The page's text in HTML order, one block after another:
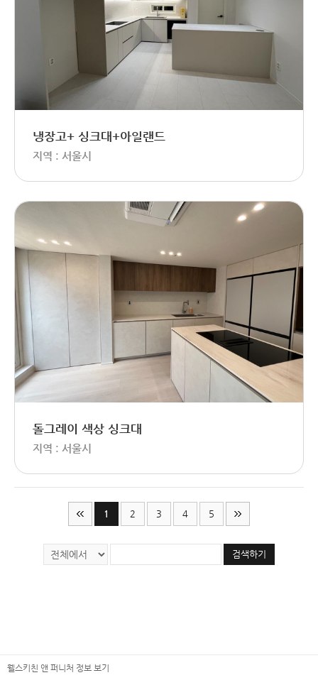
냉장고+ 싱크대+아일랜드
지역 : 서울시
돌그레이 색상 싱크대
지역 : 서울시
1 2 3 4 5
검색하기
웰스키친 앤 퍼니처 정보 보기